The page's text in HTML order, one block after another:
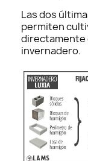
Las dos
permiten
directamente
invernadero.